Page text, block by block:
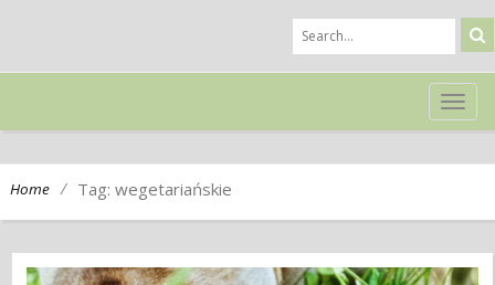
Home / Tag: wegetariańskie